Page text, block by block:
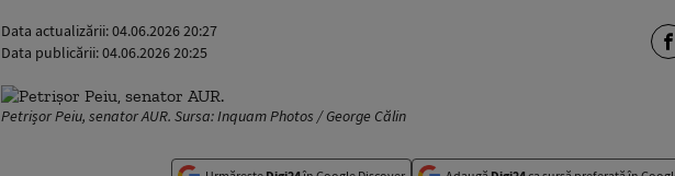
Data actualizării:04.06.2026 20:27
Data publicării:04.06.2026 20:25
Petrișor Peiu, senator AUR. Sursa: Inquam Photos / George Călin